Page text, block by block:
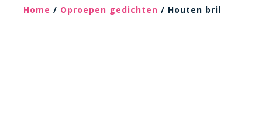
Home / Oproepen gedichten / Houten bril